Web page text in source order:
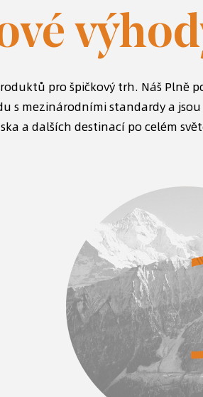
pro špičkový trh. Náš Plně
s mezinárodními standardy a
a dalších destinací po celém
s profesionálním
a můžeme vyvíjet
tkaniny a
trhu.
S pokročilou
systémem
zajistit
další
abychom